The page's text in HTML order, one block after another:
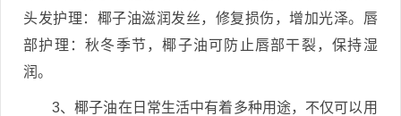
头发护理：椰子油滋润发丝，修复损伤，增加光泽。唇
部护理：秋冬季节，椰子油可防止唇部干裂，保持湿
润。
3、椰子油在日常生活中有着多种用途，不仅可以用